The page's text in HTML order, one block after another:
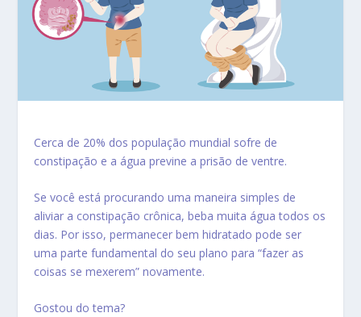
Cerca de 20% dos população mundial sofre de
constipação e a água previne a prisão de ventre.
Se você está procurando uma maneira simples de
aliviar a constipação crônica, beba muita água todos os
dias. Por isso, permanecer bem hidratado pode ser
uma parte fundamental do seu plano para “fazer as
coisas se mexerem” novamente.
Gostou do tema?